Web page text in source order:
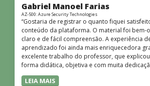
quem não tem uma bagagem técnica muito
Gabriel Manoel Farias
AZ-500: Azure Security Technologies
“Gostaria de registrar o quanto fiquei
conteúdo da plataforma. O material foi bem-
claro e de fácil compreensão. A experiência
aprendizado foi ainda mais enriquecedora
excelente trabalho do professor, que
forma didática, objetiva e com muita
dúvida, foi uma jornada de muito
LEIA MAIS